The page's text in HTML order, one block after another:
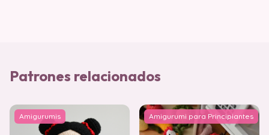
Patrones relacionados
Amigurumis Amigurumi para Principiantes